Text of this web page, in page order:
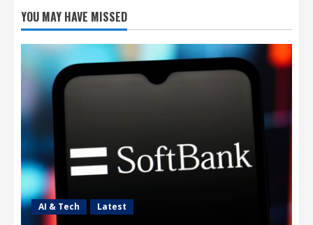
2
triển AI cho robot hình người
7 Tháng 8 2026, 22:20
SpaceX và Tesla đầu tư 16,8 tỷ USD xây
nhà máy chip AI tại Texas
4
Ba công ty điển hình phát triển công nghệ
trồng cây trên Mặt Trăng
7 Tháng 8 2026, 12:00
YOU MAY HAVE MISSED
AI & Tech Latest